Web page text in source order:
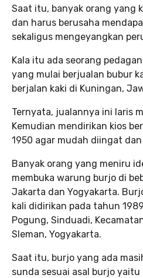
Saat itu, banyak orang yang
dan harus berusaha
sekaligus mengeyangkan
Kala itu ada seorang
yang mulai berjualan bubur
berjalan kaki di Kuningan,
Ternyata, jualannya ini laris
Kemudian mendirikan kios
1950 agar mudah diingat
Banyak orang yang meniru
membuka warung burjo di
Jakarta dan Yogyakarta.
kali didirikan pada tahun
Pogung, Sinduadi,
Sleman, Yogyakarta.
Saat itu, burjo yang ada
sunda sesuai asal burjo yaitu